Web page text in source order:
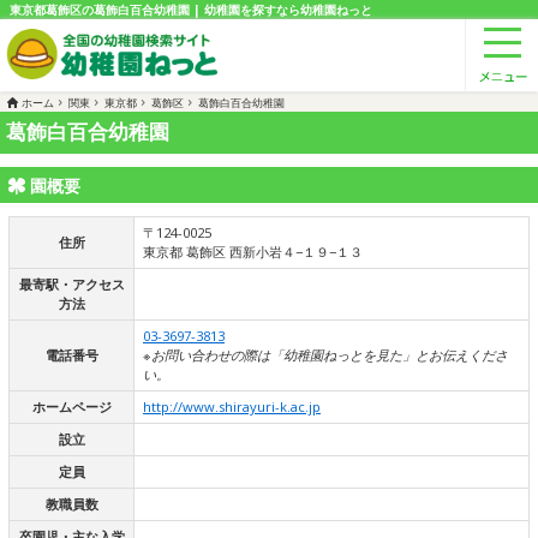
東京都葛飾区の葛飾白百合幼稚園 | 幼稚園を探すなら幼稚園ねっと
ホーム 関東 東京都 葛飾区 葛飾白百合幼稚園
葛飾白百合幼稚園
園概要
住所
〒124-0025
東京都 葛飾区 西新小岩４−１９−１３
最寄駅・アクセス
方法
電話番号
03-3697-3813
※お問い合わせの際は「幼稚園ねっとを見た」とお伝えくださ
い。
ホームページ
http://www.shirayuri-k.ac.jp
設立
定員
教職員数